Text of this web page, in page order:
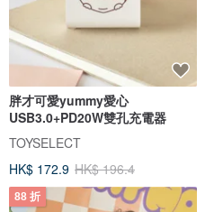
胖才可愛yummy愛心
USB3.0+PD20W雙孔充電器
TOYSELECT
HK$ 172.9 HK$ 196.4
88 折